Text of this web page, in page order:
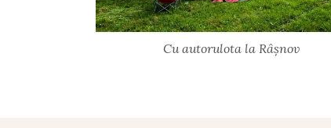
Cu autorulota la Râșnov